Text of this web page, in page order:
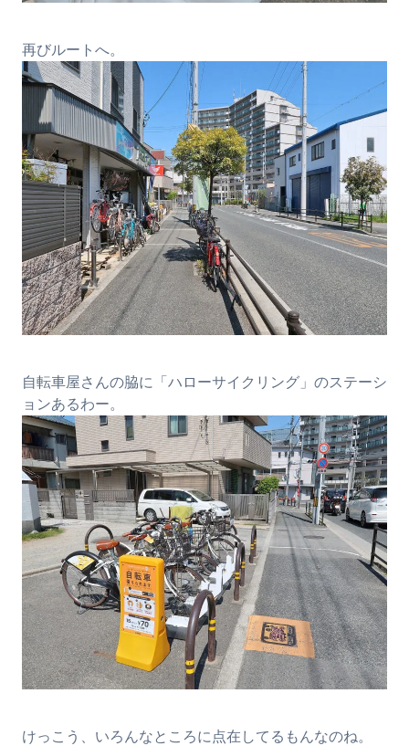
再びルートへ。
自転車屋さんの脇に「ハローサイクリング」のステーシ
ョンあるわー。
けっこう、いろんなところに点在してるもんなのね。